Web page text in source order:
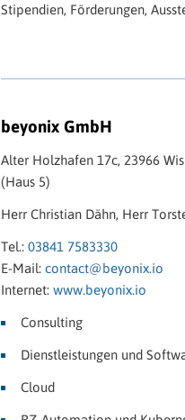
Stipendien, Förderungen,
beyonix GmbH
Alter Holzhafen 17c, 23966
(Haus 5)
Herr Christian Dähn, Herr
Tel.: 03841 7583330
E-Mail: contact@beyonix.io
Internet: www.beyonix.io
Consulting
Dienstleistungen und
Cloud